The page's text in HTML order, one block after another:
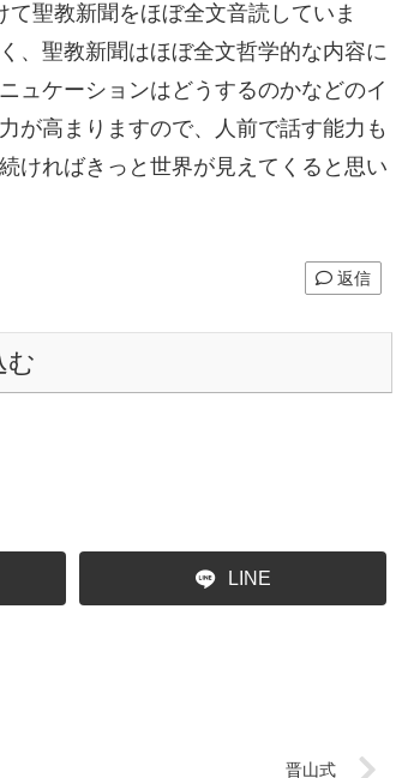
聖教新聞をほぼ全文音読していま
、聖教新聞はほぼ全文哲学的な内容に
ュケーションはどうするのかなどのイ
が高まりますので、人前で話す能力も
ければきっと世界が見えてくると思い
返信
む
LINE
晋山式